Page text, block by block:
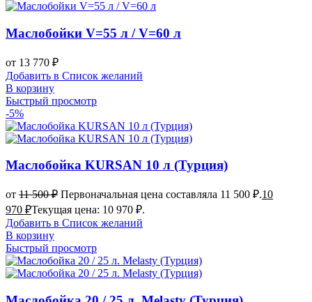
Маслобойки V=55 л / V=60 л
от 13 770 ₽
Добавить в Список желаний
В корзину
Быстрый просмотр
-5%
Маслобойка KURSAN 10 л (Турция)
от 11 500₽ Первоначальная цена составляла 11 500 ₽.10
970 ₽Текущая цена: 10 970 ₽.
Добавить в Список желаний
В корзину
Быстрый просмотр